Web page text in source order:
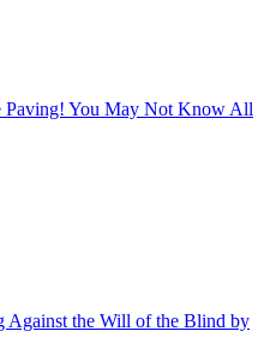
Paving! You May Not Know All
Against the Will of the Blind by